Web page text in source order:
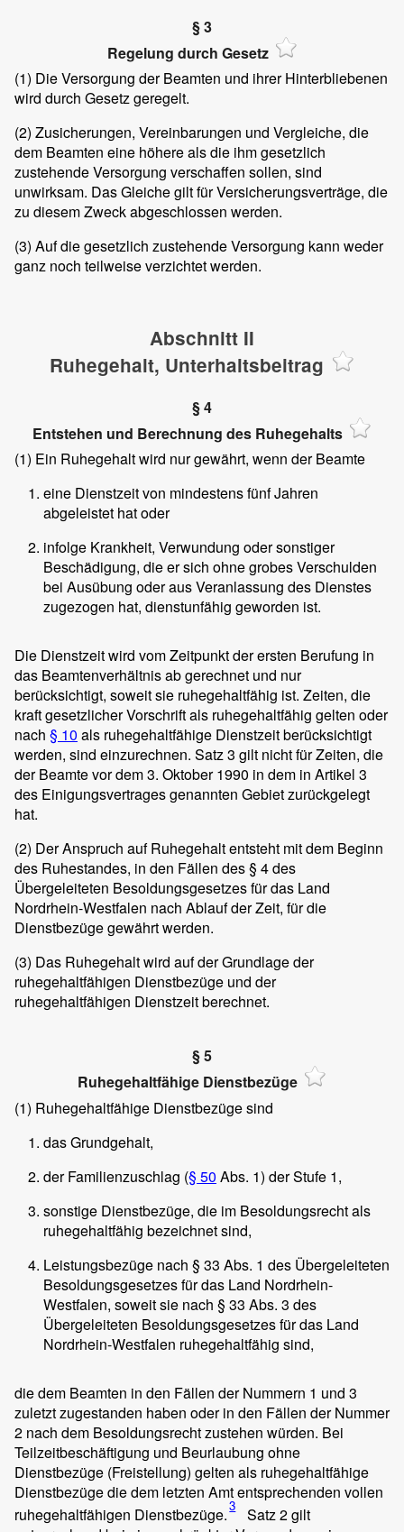
§ 3
Regelung durch Gesetz
(1) Die Versorgung der Beamten und ihrer Hinterbliebenen
wird durch Gesetz geregelt.
(2) Zusicherungen, Vereinbarungen und Vergleiche, die
dem Beamten eine höhere als die ihm gesetzlich
zustehende Versorgung verschaffen sollen, sind
unwirksam. Das Gleiche gilt für Versicherungsverträge, die
zu diesem Zweck abgeschlossen werden.
(3) Auf die gesetzlich zustehende Versorgung kann weder
ganz noch teilweise verzichtet werden.
Abschnitt II
Ruhegehalt, Unterhaltsbeitrag
§ 4
Entstehen und Berechnung des Ruhegehalts
(1) Ein Ruhegehalt wird nur gewährt, wenn der Beamte
eine Dienstzeit von mindestens fünf Jahren
abgeleistet hat oder
infolge Krankheit, Verwundung oder sonstiger
Beschädigung, die er sich ohne grobes Verschulden
bei Ausübung oder aus Veranlassung des Dienstes
zugezogen hat, dienstunfähig geworden ist.
Die Dienstzeit wird vom Zeitpunkt der ersten Berufung in
das Beamtenverhältnis ab gerechnet und nur
berücksichtigt, soweit sie ruhegehaltfähig ist. Zeiten, die
kraft gesetzlicher Vorschrift als ruhegehaltfähig gelten oder
nach § 10 als ruhegehaltfähige Dienstzeit berücksichtigt
werden, sind einzurechnen. Satz 3 gilt nicht für Zeiten, die
der Beamte vor dem 3. Oktober 1990 in dem in Artikel 3
des Einigungsvertrages genannten Gebiet zurückgelegt
hat.
(2) Der Anspruch auf Ruhegehalt entsteht mit dem Beginn
des Ruhestandes, in den Fällen des § 4 des
Übergeleiteten Besoldungsgesetzes für das Land
Nordrhein-Westfalen nach Ablauf der Zeit, für die
Dienstbezüge gewährt werden.
(3) Das Ruhegehalt wird auf der Grundlage der
ruhegehaltfähigen Dienstbezüge und der
ruhegehaltfähigen Dienstzeit berechnet.
§ 5
Ruhegehaltfähige Dienstbezüge
(1) Ruhegehaltfähige Dienstbezüge sind
das Grundgehalt,
der Familienzuschlag (§ 50 Abs. 1) der Stufe 1,
sonstige Dienstbezüge, die im Besoldungsrecht als
ruhegehaltfähig bezeichnet sind,
Leistungsbezüge nach § 33 Abs. 1 des Übergeleiteten
Besoldungsgesetzes für das Land Nordrhein-
Westfalen, soweit sie nach § 33 Abs. 3 des
Übergeleiteten Besoldungsgesetzes für das Land
Nordrhein-Westfalen ruhegehaltfähig sind,
die dem Beamten in den Fällen der Nummern 1 und 3
zuletzt zugestanden haben oder in den Fällen der Nummer
2 nach dem Besoldungsrecht zustehen würden. Bei
Teilzeitbeschäftigung und Beurlaubung ohne
Dienstbezüge (Freistellung) gelten als ruhegehaltfähige
Dienstbezüge die dem letzten Amt entsprechenden vollen
ruhegehaltfähigen Dienstbezüge.3
Satz 2 gilt